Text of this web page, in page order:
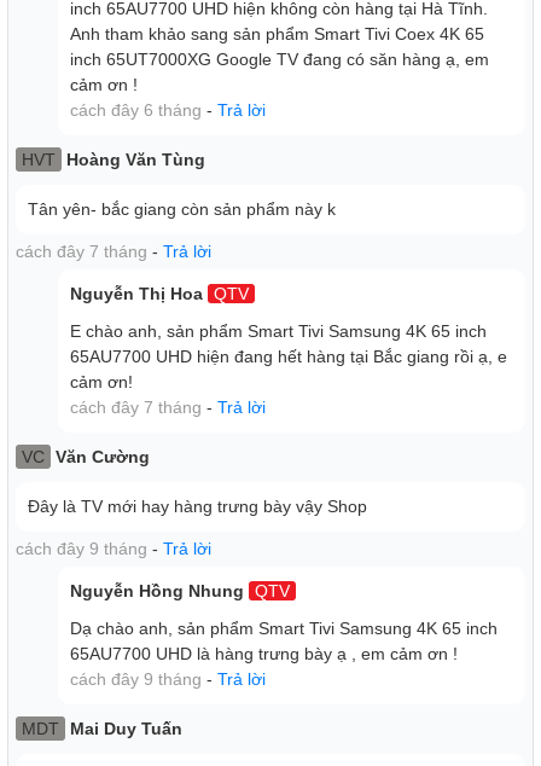
và loa thanh, kiến tạo không gian giải trí đỉnh cao, bao trùm
mọi giác quan.
Tuyệt Tác Thiết Kế Ấn Tượng
Thiết Kế 3 Cạnh Không Viền
phong cách tinh giản, Smart TV UHD 4K như một bức tranh
thuần khiết không viền mang đến cho bạn trải nghiệm xem
hoàn hảo và đậm chất điện ảnh.
inch 65AU7700 UHD hiện không còn hàng tại Hà Tĩnh.
Anh tham khảo sang sản phẩm Smart Tivi Coex 4K 65
inch 65UT7000XG Google TV đang có săn hàng ạ, em
cảm ơn !
cách đây 6 tháng - Trả lời
HVT Hoàng Văn Tùng
Tân yên- bắc giang còn sản phẩm này k
cách đây 7 tháng - Trả lời
Nguyễn Thị Hoa QTV
E chào anh, sản phẩm Smart Tivi Samsung 4K 65 inch
65AU7700 UHD hiện đang hết hàng tại Bắc giang rồi ạ, e
cảm ơn!
cách đây 7 tháng - Trả lời
VC Văn Cường
Đây là TV mới hay hàng trưng bày vậy Shop
cách đây 9 tháng - Trả lời
Nguyễn Hồng Nhung
QTV
Dạ chào anh, sản phẩm Smart Tivi Samsung 4K 65 inch
65AU7700 UHD là hàng trưng bày ạ , em cảm ơn !
cách đây 9 tháng - Trả lời
MDT Mai Duy Tuấn